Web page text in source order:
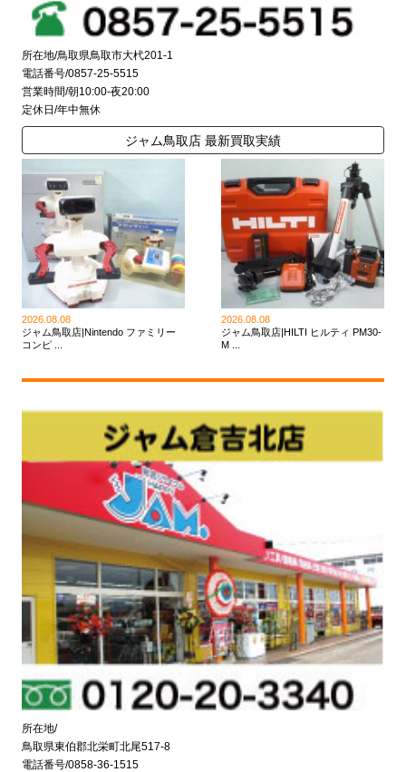
所在地/鳥取県鳥取市大杙201-1
電話番号/0857-25-5515
営業時間/朝10:00-夜20:00
定休日/年中無休
ジャム鳥取店 最新買取実績
2026.08.08
ジャム鳥取店|Nintendo ファミリー
コンピ ...
2026.08.08
ジャム鳥取店|HILTI ヒルティ PM30-
M ...
所在地/
鳥取県東伯郡北栄町北尾517-8
電話番号/0858-36-1515